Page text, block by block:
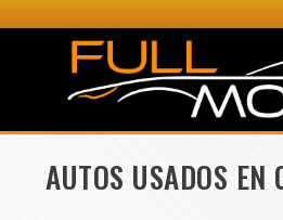
AUTOS USADOS EN